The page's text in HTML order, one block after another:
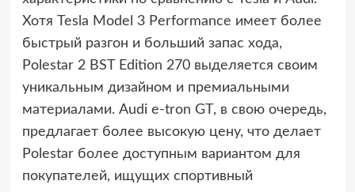
Хотя Tesla Model 3 Performance имеет более
быстрый разгон и больший запас хода,
Polestar 2 BST Edition 270 выделяется своим
уникальным дизайном и премиальными
материалами. Audi e-tron GT, в свою очередь,
предлагает более высокую цену, что делает
Polestar более доступным вариантом для
покупателей, ищущих спортивный